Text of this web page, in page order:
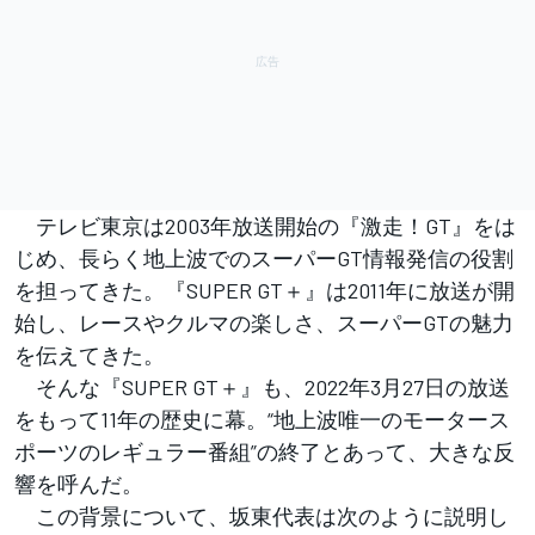
テレビ東京は2003年放送開始の『激走！GT』をは
じめ、長らく地上波でのスーパーGT情報発信の役割
を担ってきた。『SUPER GT＋』は2011年に放送が開
始し、レースやクルマの楽しさ、スーパーGTの魅力
を伝えてきた。
そんな『SUPER GT＋』も、2022年3月27日の放送
をもって11年の歴史に幕。“地上波唯一のモータース
ポーツのレギュラー番組”の終了とあって、大きな反
響を呼んだ。
この背景について、坂東代表は次のように説明し